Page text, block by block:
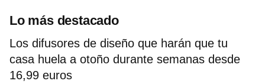
Lo más destacado
Los difusores de diseño que harán que tu
casa huela a otoño durante semanas desde
16,99 euros